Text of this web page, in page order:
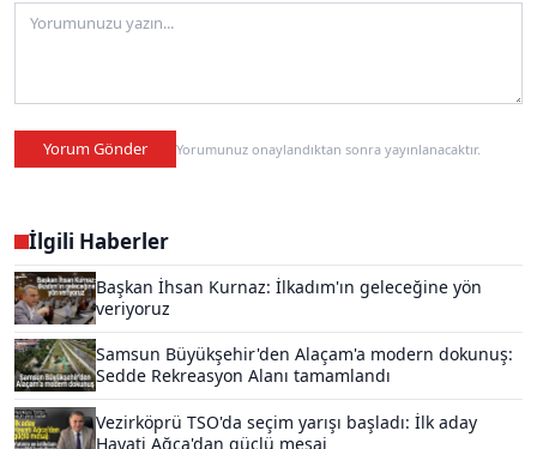
Yorum Gönder Yorumunuz onaylandıktan sonra yayınlanacaktır.
İlgili Haberler
Başkan İhsan Kurnaz: İlkadım'ın geleceğine yön
veriyoruz
Samsun Büyükşehir'den Alaçam'a modern dokunuş:
Sedde Rekreasyon Alanı tamamlandı
Vezirköprü TSO'da seçim yarışı başladı: İlk aday
Hayati Ağca'dan güçlü mesaj